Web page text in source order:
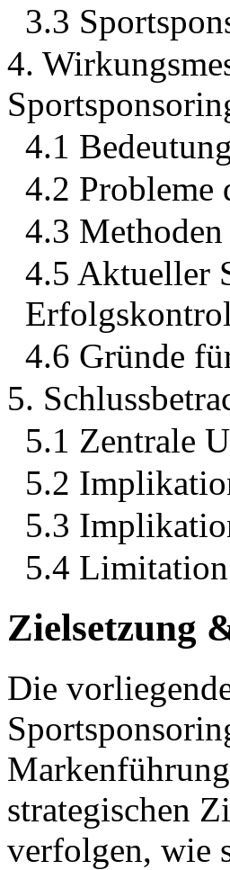
3.3
4.
4.1
4.2 Probleme
4.3
4.5 Aktueller
4.6 Gründe
5.
5.1 Zentrale
5.2
5.3
5.4
Zielsetzung
Die
strategischen
verfolgen, wie